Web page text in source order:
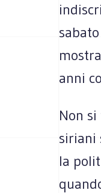
anni
Non
siriani
la